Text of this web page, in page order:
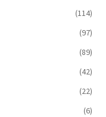
(114)
(97)
(89)
(42)
(22)
(6)